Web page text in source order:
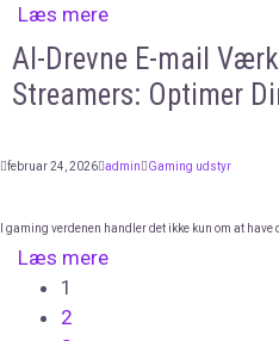
Læs mere
AI-Drevne E-mail
Streamers: Optimer
februar 24, 2026 admin Gaming udstyr
I gaming verdenen handler det ikke kun om at have
Læs mere
1
2